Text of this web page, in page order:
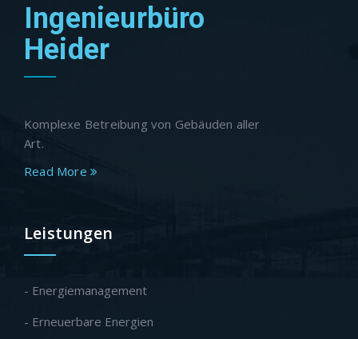
Ingenieurbüro
Heider
Komplexe Betreibung von Gebäuden aller
Art.
Read More
Leistungen
- Energiemanagement
- Erneuerbare Energien